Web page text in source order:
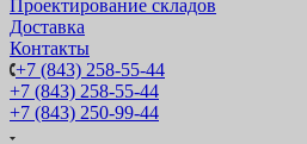
Проектирование складов
Доставка
Контакты
+7 (843) 258-55-44
+7 (843) 258-55-44
+7 (843) 250-99-44